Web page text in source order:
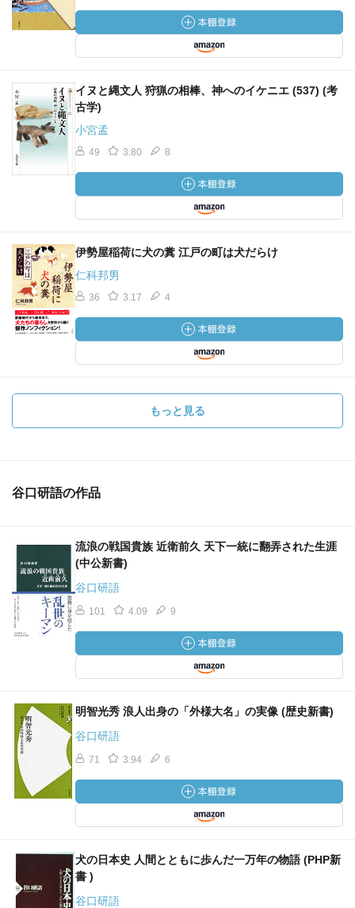
イヌと縄文人 狩猟の相棒、神へのイケニエ (537) (考
古学)
小宮孟
49 3.80 8
伊勢屋稲荷に犬の糞 江戸の町は犬だらけ
仁科邦男
36 3.17 4
もっと見る
谷口研語の作品
流浪の戦国貴族 近衛前久 天下一統に翻弄された生涯
(中公新書)
谷口研語
101 4.09 9
明智光秀 浪人出身の「外様大名」の実像 (歴史新書)
谷口研語
71 3.94 6
犬の日本史 人間とともに歩んだ一万年の物語 (PHP新
書 )
谷口研語